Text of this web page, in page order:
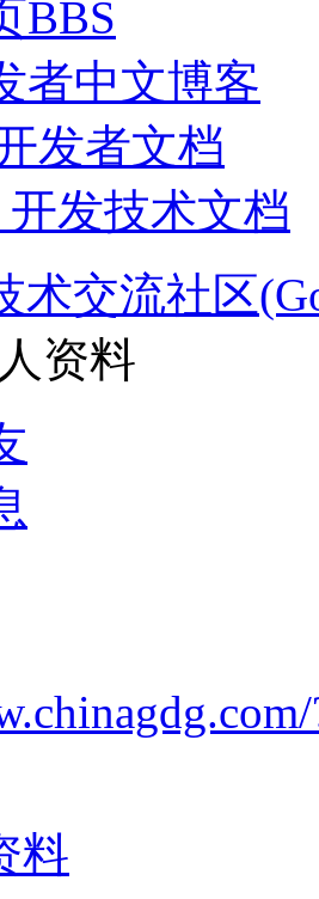
BBS
者中文博客
发者文档
发技术文档
术交流社区
资料
料